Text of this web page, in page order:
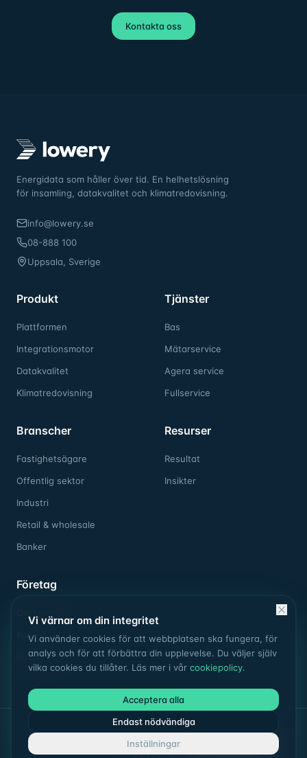
Kontakta oss
Energidata som håller över tid. En helhetslösning
för insamling, datakvalitet och klimatredovisning.
info@lowery.se
08-888 100
Uppsala, Sverige
Produkt
Plattformen
Integrationsmotor
Datakvalitet
Klimatredovisning
Tjänster
Bas
Mätarservice
Agera service
Fullservice
Branscher
Fastighetsägare
Offentlig sektor
Industri
Retail & wholesale
Banker
Resurser
Resultat
Insikter
Företag
Kontakt
Kontakta oss
©2026Lowery. Alla rättigheter förbehållna.
CookiepolicyVillkor
Vi värnar om din integritet
Vi använder cookies för att webbplatsen ska fungera, för
analys och för att förbättra din upplevelse. Du väljer själv
vilka cookies du tillåter. Läs mer i vår cookiepolicy.
Inställningar
Endast nödvändiga
Acceptera alla